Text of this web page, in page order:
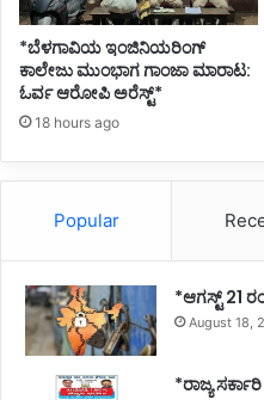
*ಬೆಳಗಾವಿಯ ಇಂಜಿನಿಯರಿಂಗ್‌
ಕಾಲೇಜು ಮುಂಭಾಗ ಗಾಂಜಾ ಮಾರಾಟ:
ಓರ್ವ ಆರೋಪಿ ಅರೆಸ್ಟ್*
18 hours ago
Popular
*ಆಗಸ್ಟ್ 21
August 18,
*ರಾಜ್ಯ